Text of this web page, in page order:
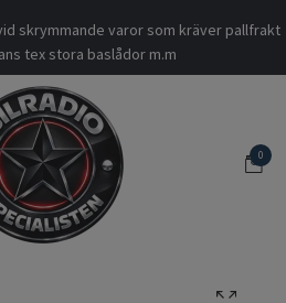
skrymmande varor som kräver pallfrakt
tex stora baslådor m.m
0